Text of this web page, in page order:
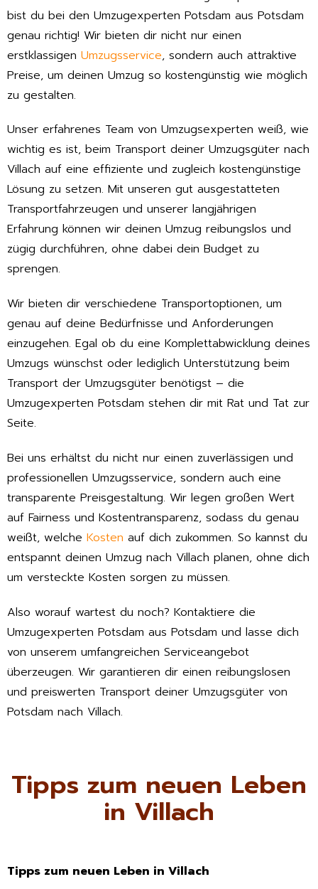
bist du bei den Umzugexperten Potsdam aus Potsdam
genau richtig! Wir bieten dir nicht nur einen
erstklassigen Umzugsservice, sondern auch attraktive
Preise, um deinen Umzug so kostengünstig wie möglich
zu gestalten.
Unser erfahrenes Team von Umzugsexperten weiß, wie
wichtig es ist, beim Transport deiner Umzugsgüter nach
Villach auf eine effiziente und zugleich kostengünstige
Lösung zu setzen. Mit unseren gut ausgestatteten
Transportfahrzeugen und unserer langjährigen
Erfahrung können wir deinen Umzug reibungslos und
zügig durchführen, ohne dabei dein Budget zu
sprengen.
Wir bieten dir verschiedene Transportoptionen, um
genau auf deine Bedürfnisse und Anforderungen
einzugehen. Egal ob du eine Komplettabwicklung deines
Umzugs wünschst oder lediglich Unterstützung beim
Transport der Umzugsgüter benötigst – die
Umzugexperten Potsdam stehen dir mit Rat und Tat zur
Seite.
Bei uns erhältst du nicht nur einen zuverlässigen und
professionellen Umzugsservice, sondern auch eine
transparente Preisgestaltung. Wir legen großen Wert
auf Fairness und Kostentransparenz, sodass du genau
weißt, welche Kosten auf dich zukommen. So kannst du
entspannt deinen Umzug nach Villach planen, ohne dich
um versteckte Kosten sorgen zu müssen.
Also worauf wartest du noch? Kontaktiere die
Umzugexperten Potsdam aus Potsdam und lasse dich
von unserem umfangreichen Serviceangebot
überzeugen. Wir garantieren dir einen reibungslosen
und preiswerten Transport deiner Umzugsgüter von
Potsdam nach Villach.
Tipps zum neuen Leben
in Villach
Tipps zum neuen Leben in Villach